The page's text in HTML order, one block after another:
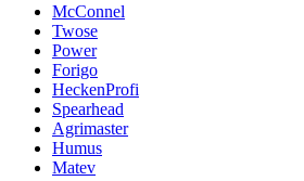
McConnel
Twose
Power
Forigo
HeckenProfi
Spearhead
Agrimaster
Humus
Matev